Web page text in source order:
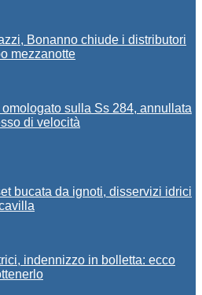
Bonanno chiude i distributori
mezzanotte
sulla Ss 284, annullata
di velocità
bucata da ignoti, disservizi idrici
indennizzo in bolletta: ecco